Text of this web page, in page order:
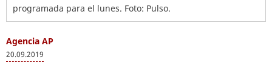
programada para el lunes. Foto: Pulso.
Agencia AP
20.09.2019